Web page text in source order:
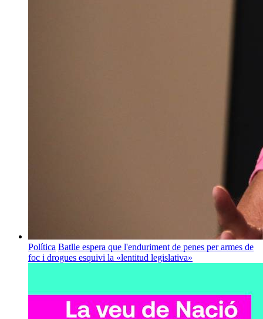
Política Batlle espera que l'enduriment de penes per armes de
foc i drogues esquivi la «lentitud legislativa»